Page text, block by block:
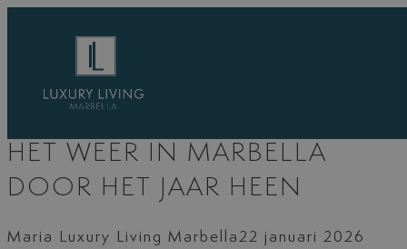
HET WEER IN MARBELLA
DOOR HET JAAR HEEN
Maria Luxury Living Marbella22 januari 2026